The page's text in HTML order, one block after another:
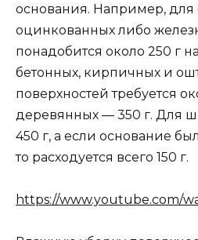
основания. Например, для
оцинкованных либо
понадобится около 250 г
бетонных, кирпичных и
поверхностей требуется
деревянных — 350 г. Для
450 г, а если основание
то расходуется всего 150 г.
https://www.youtube.com/